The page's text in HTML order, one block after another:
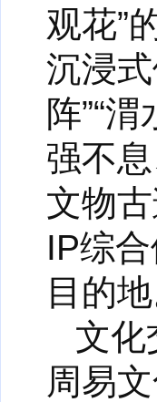
观花”
沉浸
阵”“
强不
文物
IP综
目的地
文化
周易